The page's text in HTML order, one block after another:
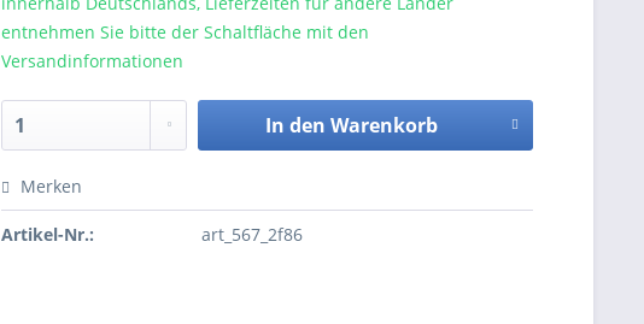
entnehmen Sie bitte der Schaltfläche mit den
Versandinformationen
In den Warenkorb
Merken
Artikel-Nr.: art_567_2f86